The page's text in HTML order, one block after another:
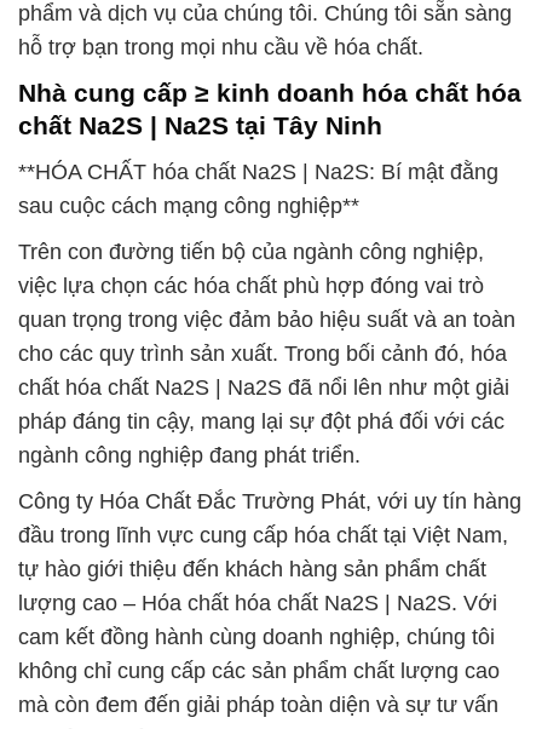
phẩm và dịch vụ của chúng tôi. Chúng tôi sẵn sàng
hỗ trợ bạn trong mọi nhu cầu về hóa chất.
Nhà cung cấp ≥ kinh doanh hóa chất hóa
chất Na2S | Na2S tại Tây Ninh
**HÓA CHẤT hóa chất Na2S | Na2S: Bí mật đằng
sau cuộc cách mạng công nghiệp**
Trên con đường tiến bộ của ngành công nghiệp,
việc lựa chọn các hóa chất phù hợp đóng vai trò
quan trọng trong việc đảm bảo hiệu suất và an toàn
cho các quy trình sản xuất. Trong bối cảnh đó, hóa
chất hóa chất Na2S | Na2S đã nổi lên như một giải
pháp đáng tin cậy, mang lại sự đột phá đối với các
ngành công nghiệp đang phát triển.
Công ty Hóa Chất Đắc Trường Phát, với uy tín hàng
đầu trong lĩnh vực cung cấp hóa chất tại Việt Nam,
tự hào giới thiệu đến khách hàng sản phẩm chất
lượng cao – Hóa chất hóa chất Na2S | Na2S. Với
cam kết đồng hành cùng doanh nghiệp, chúng tôi
không chỉ cung cấp các sản phẩm chất lượng cao
mà còn đem đến giải pháp toàn diện và sự tư vấn